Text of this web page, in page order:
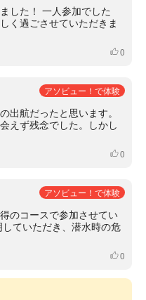
した！ 一人参加でした
く過ごさせていただきま
いいね
0
アソビュー！で体験
出航だったと思います。
えず残念でした。しかし
いいね
0
アソビュー！で体験
のコースで参加させてい
ていただき、潜水時の危
いいね
0